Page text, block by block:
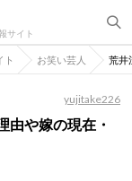
サイト
ト お笑い芸人 荒井
yujitake226
由や嫁の現在・